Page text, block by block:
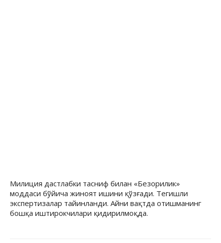
Милиция дастлабки тасниф билан «Безорилик»
моддаси бўйича жиноят ишини қўзғади. Тегишли
экспертизалар тайинланди. Айни вақтда отишманинг
бошқа иштирокчилари қидирилмоқда.